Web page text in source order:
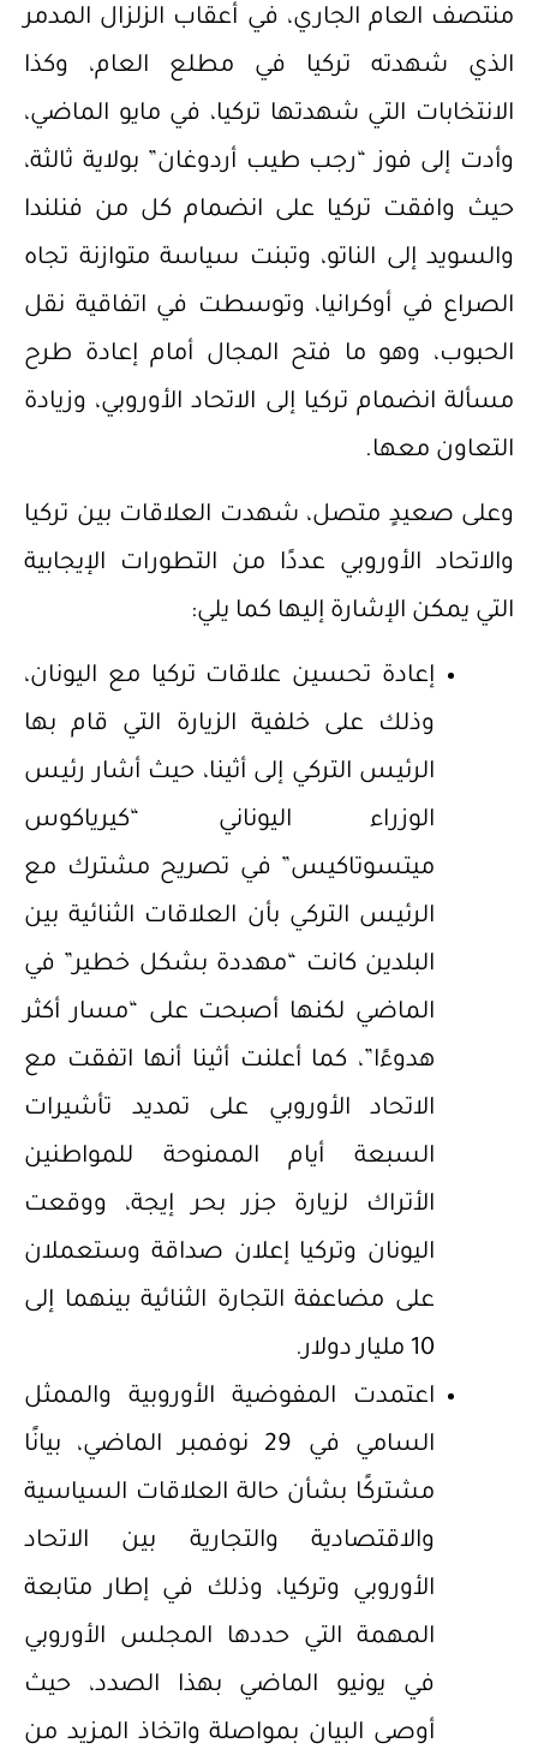
منتصف العام الجاري، في أعقاب الزلزال المدمر
الذي شهدته تركيا في مطلع العام، وكذا
الانتخابات التي شهدتها تركيا، في مايو الماضي،
وأدت إلى فوز “رجب طيب أردوغان” بولاية ثالثة،
حيث وافقت تركيا على انضمام كل من فنلندا
والسويد إلى الناتو، وتبنت سياسة متوازنة تجاه
الصراع في أوكرانيا، وتوسطت في اتفاقية نقل
الحبوب، وهو ما فتح المجال أمام إعادة طرح
مسألة انضمام تركيا إلى الاتحاد الأوروبي، وزيادة
التعاون معها.
وعلى صعيدٍ متصل، شهدت العلاقات بين تركيا
والاتحاد الأوروبي عددًا من التطورات الإيجابية
التي يمكن الإشارة إليها كما يلي:
إعادة تحسين علاقات تركيا مع اليونان،
وذلك على خلفية الزيارة التي قام بها
الرئيس التركي إلى أثينا، حيث أشار رئيس
الوزراء اليوناني “كيرياكوس
ميتسوتاكيس” في تصريح مشترك مع
الرئيس التركي بأن العلاقات الثنائية بين
البلدين كانت “مهددة بشكل خطير” في
الماضي لكنها أصبحت على “مسار أكثر
هدوءًا”، كما أعلنت أثينا أنها اتفقت مع
الاتحاد الأوروبي على تمديد تأشيرات
السبعة أيام الممنوحة للمواطنين
الأتراك لزيارة جزر بحر إيجة، ووقعت
اليونان وتركيا إعلان صداقة وستعملان
على مضاعفة التجارة الثنائية بينهما إلى
10 مليار دولار.
اعتمدت المفوضية الأوروبية والممثل
السامي في 29 نوفمبر الماضي، بيانًا
مشتركًا بشأن حالة العلاقات السياسية
والاقتصادية والتجارية بين الاتحاد
الأوروبي وتركيا، وذلك في إطار متابعة
المهمة التي حددها المجلس الأوروبي
في يونيو الماضي بهذا الصدد، حيث
أوصى البيان بمواصلة واتخاذ المزيد من